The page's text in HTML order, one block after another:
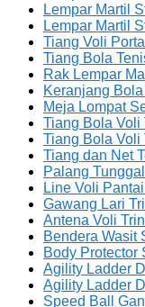
Lempar Martil
Lempar Martil
Tiang Voli
Tiang Bola
Rak Lempar
Keranjang
Meja Lompat
Tiang Bola Voli
Tiang Bola Voli
Tiang dan Net
Palang
Line Voli
Gawang Lari
Antena Voli
Bendera Wasit
Body Protector
Agility Ladder
Agility Ladder
Speed Ball